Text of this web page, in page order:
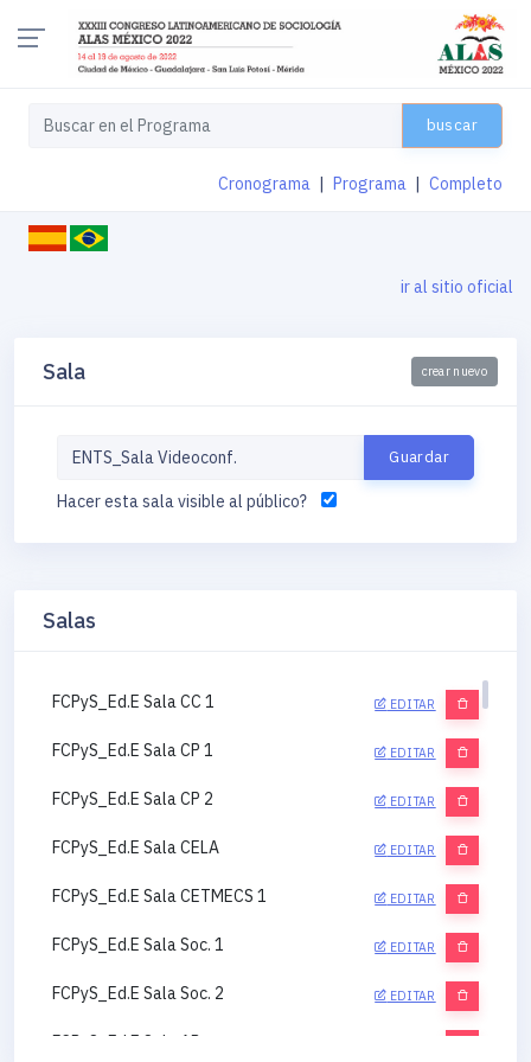
buscar
Cronograma Programa Completo
ir al sitio oficial
Sala crear nuevo
Hacer esta sala visible al público?
Salas
FCPyS_Ed.E Sala CC 1 EDITAR
FCPyS_Ed.E Sala CP 1 EDITAR
FCPyS_Ed.E Sala CP 2 EDITAR
FCPyS_Ed.E Sala CELA EDITAR
FCPyS_Ed.E Sala CETMECS 1 EDITAR
FCPyS_Ed.E Sala Soc. 1 EDITAR
FCPyS_Ed.E Sala Soc. 2 EDITAR
FCPyS_Ed.E Sala AP